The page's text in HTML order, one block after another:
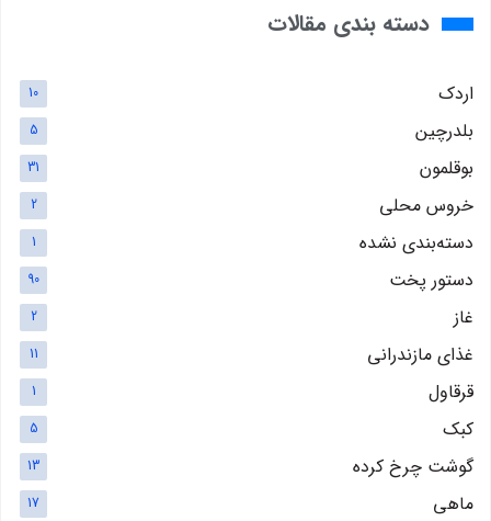
دسته بندی مقالات
اردک 10
بلدرچین 5
بوقلمون 31
خروس محلی 2
دسته‌بندی نشده 1
دستور پخت 90
غاز 2
غذای مازندرانی 11
قرقاول 1
کبک 5
گوشت چرخ کرده 13
ماهی 17